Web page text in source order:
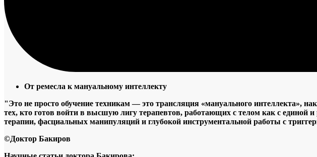
От ремесла к мануальному интеллекту
"Это не просто обучение техникам — это трансляция «мануального интеллекта»,
тех, кто готов войти в высшую лигу терапевтов, работающих с телом как с единой
терапии, фасциальных манипуляций и глубокой инструментальной работы с
©Доктор Бакиров